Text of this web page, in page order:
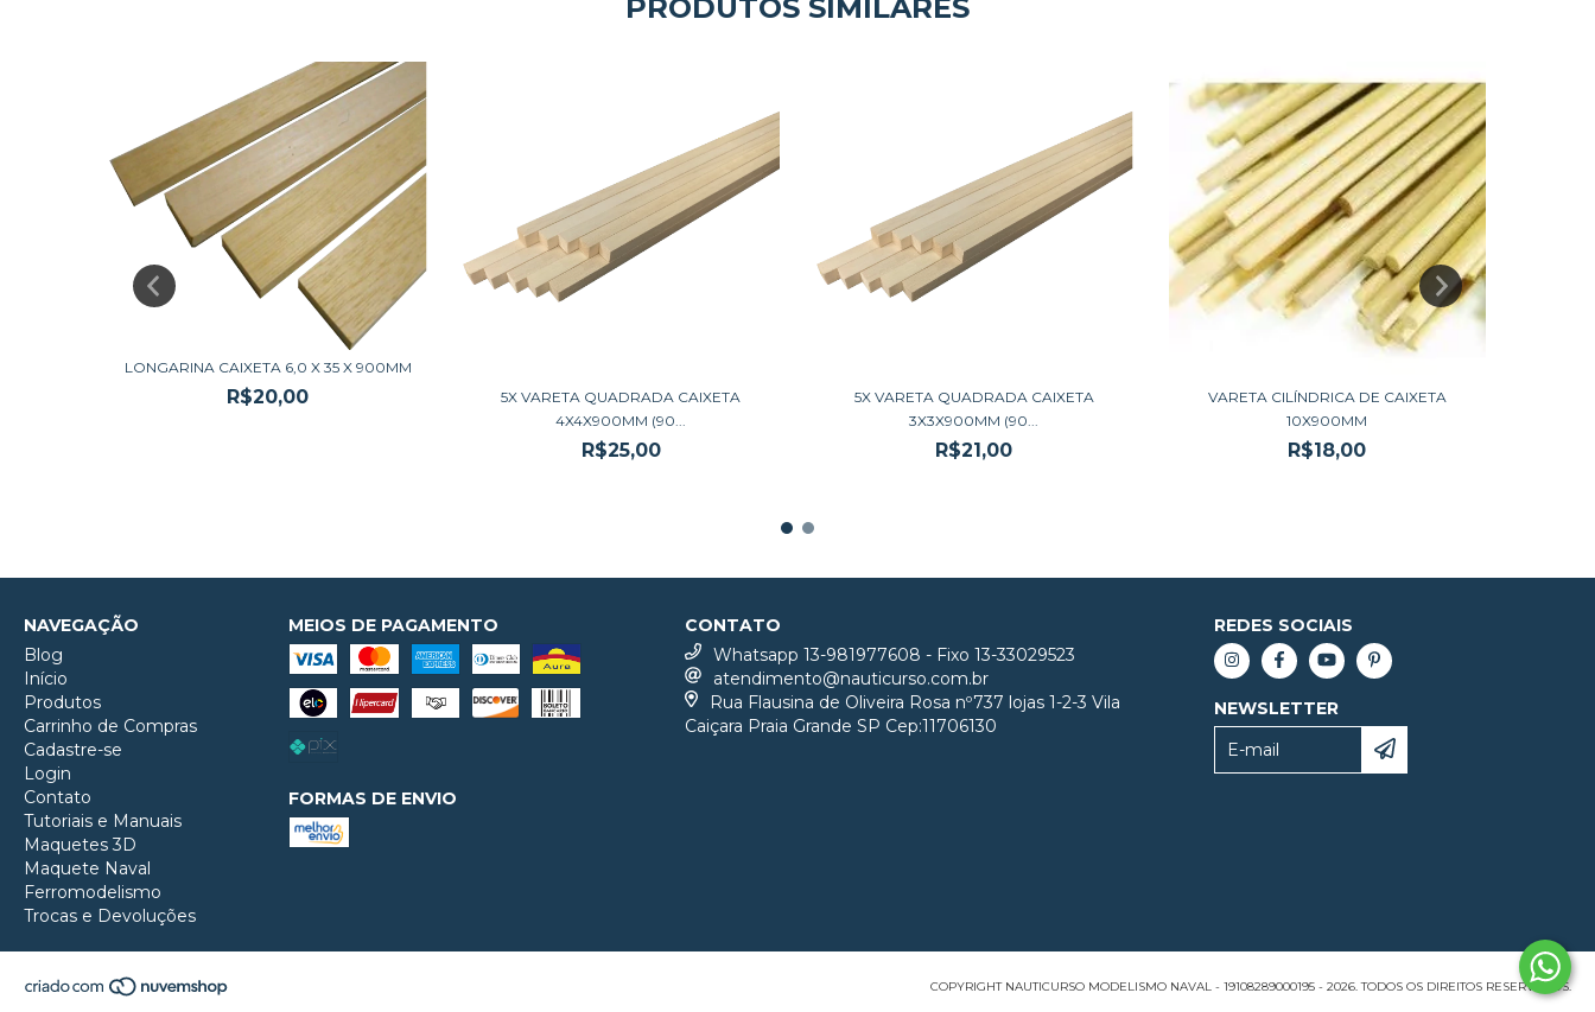
PRODUTOS SIMILARES
LONGARINA CAIXETA 6,0 X 35 X 900MM
R$20,00
5X VARETA QUADRADA CAIXETA
4X4X900MM (90...
R$25,00
5X VARETA QUADRADA CAIXETA
3X3X900MM (90...
R$21,00
VARETA CILÍNDRICA DE CAIXETA
10X900MM
R$18,00
NAVEGAÇÃO
Blog
Início
Produtos
Carrinho de Compras
Cadastre-se
Login
Contato
Tutoriais e Manuais
Maquetes 3D
Maquete Naval
Ferromodelismo
Trocas e Devoluções
MEIOS DE PAGAMENTO
FORMAS DE ENVIO
CONTATO
Whatsapp 13-981977608 - Fixo 13-33029523
atendimento@nauticurso.com.br
Rua Flausina de Oliveira Rosa nº737 lojas 1-2-3 Vila
Caiçara Praia Grande SP Cep:11706130
REDES SOCIAIS
NEWSLETTER
COPYRIGHT NAUTICURSO MODELISMO NAVAL - 19108289000195 - 2026. TODOS OS DIREITOS RESERVADOS.